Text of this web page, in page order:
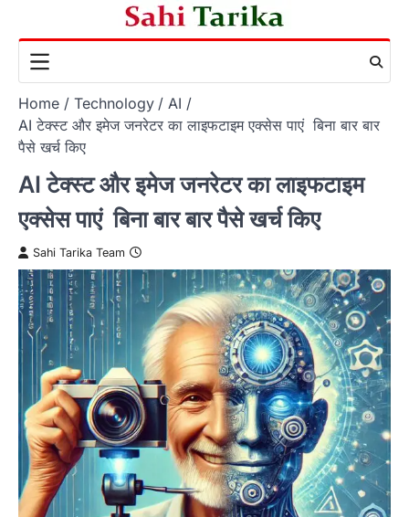
content
Home Technology
AI
AI टेक्स्ट और इमेज जनरेटर का लाइफटाइम एक्सेस पाएं बिना बार बार
पैसे खर्च किए
AI टेक्स्ट और इमेज जनरेटर का लाइफटाइम
एक्सेस पाएं बिना बार बार पैसे खर्च किए
Sahi Tarika Team